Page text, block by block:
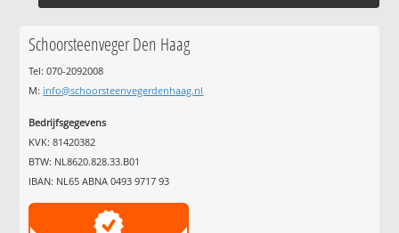
Schoorsteenveger Den Haag
Tel: 070-2092008
M: info@schoorsteenvegerdenhaag.nl
Bedrijfsgegevens
KVK: 81420382
BTW: NL8620.828.33.B01
IBAN: NL65 ABNA 0493 9717 93